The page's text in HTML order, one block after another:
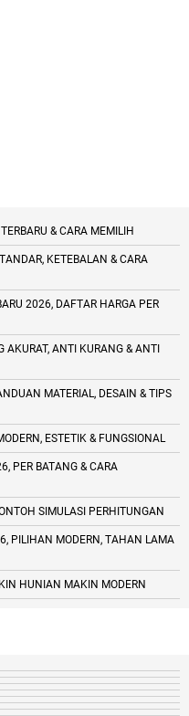
& CARA MEMILIH
KETEBALAN & CARA
2026, DAFTAR HARGA PER
ANTI KURANG & ANTI
MATERIAL, DESAIN & TIPS
ESTETIK & FUNGSIONAL
PER BATANG & CARA
SIMULASI PERHITUNGAN
PILIHAN MODERN, TAHAN LAMA
HUNIAN MAKIN MODERN